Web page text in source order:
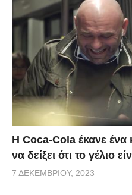
Η Coca-Cola έκανε ένα
να δείξει ότι το γέλιο
7 ΔΕΚΕΜΒΡΊΟΥ, 2023